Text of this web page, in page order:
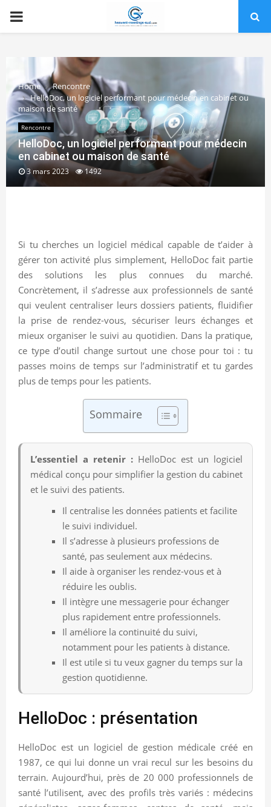
PRIMARY
Home
Rencontre
HelloDoc, un logiciel performant pour médecin en cabinet ou
maison de santé
Rencontre
HelloDoc, un logiciel performant pour médecin
en cabinet ou maison de santé
3 mars 2023 1492
Si tu cherches un logiciel médical capable de t’aider à
gérer ton activité plus simplement, HelloDoc fait partie
des solutions les plus connues du marché.
Concrètement, il s’adresse aux professionnels de santé
qui veulent centraliser leurs dossiers patients, fluidifier
la prise de rendez-vous, sécuriser leurs échanges et
mieux organiser le suivi au quotidien. Dans la pratique,
ce type d’outil change surtout une chose pour toi : tu
passes moins de temps sur l’administratif et tu gardes
plus de temps pour les patients.
Sommaire
L’essentiel a retenir : HelloDoc est un logiciel
médical conçu pour simplifier la gestion du cabinet
et le suivi des patients.
Il centralise les données patients et facilite
le suivi individuel.
Il s’adresse à plusieurs professions de
santé, pas seulement aux médecins.
Il aide à organiser les rendez-vous et à
réduire les oublis.
Il intègre une messagerie pour échanger
plus rapidement entre professionnels.
Il améliore la continuité du suivi,
notamment pour les patients à distance.
Il est utile si tu veux gagner du temps sur la
gestion quotidienne.
HelloDoc : présentation
HelloDoc est un logiciel de gestion médicale créé en
1987, ce qui lui donne un vrai recul sur les besoins du
terrain. Aujourd’hui, près de 20 000 professionnels de
santé l’utilisent, avec des profils très variés : médecins